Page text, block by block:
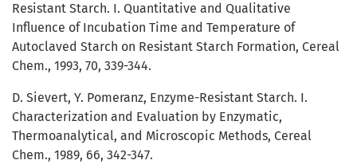
Resistant Starch. I. Quantitative and Qualitative
Influence of Incubation Time and Temperature of
Autoclaved Starch on Resistant Starch Formation, Cereal
Chem., 1993, 70, 339-344.
D. Sievert, Y. Pomeranz, Enzyme-Resistant Starch. I.
Characterization and Evaluation by Enzymatic,
Thermoanalytical, and Microscopic Methods, Cereal
Chem., 1989, 66, 342-347.